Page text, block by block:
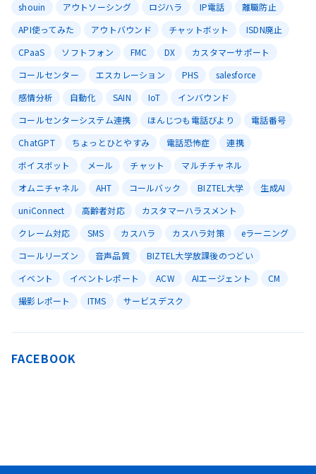
shouin
アウトソーシング ロジハラ IP電話
離職防止
API使ってみた
アウトバウンド チャットボット
ISDN廃止
CPaaS
ソフトフォン FMC DX
カスタマーサポート
コールセンター
エスカレーション PHS
salesforce
感情分析
自動化 SAIN IoT
インバウンド
コールセンターシステム連携
ほんじつも電話びより
電話番号
ChatGPT
ちょっとひとやすみ 電話恐怖症
連携
ボイスボット
メール チャット
マルチチャネル
オムニチャネル
AHT コールバック BIZTEL大学
生成AI
uniConnect
高齢者対応
カスタマーハラスメント
クレーム対応
SMS カスハラ カスハラ対策
eラーニング
コールリーズン
音声品質
BIZTEL大学放課後のつどい
イベント
イベントレポート ACW AIエージェント
CM
撮影レポート
ITMS サービスデスク
FACEBOOK